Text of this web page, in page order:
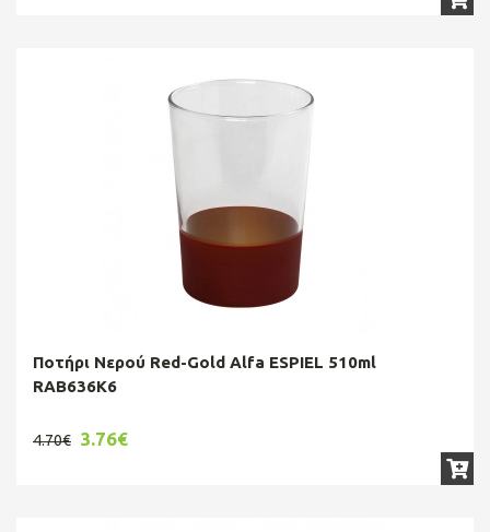
Ποτήρι Νερού Red-Gold Alfa ESPIEL 510ml
RAB636K6
4.70€ 3.76€